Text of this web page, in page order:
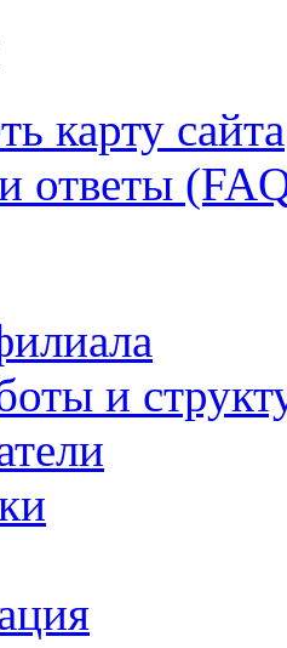
карту сайта
ответы
и